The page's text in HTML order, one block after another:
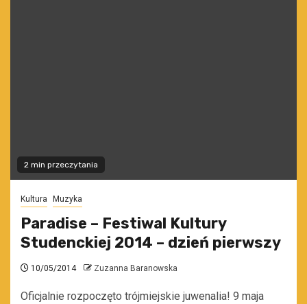
2 min przeczytania
Kultura Muzyka
Paradise – Festiwal Kultury
Studenckiej 2014 – dzień pierwszy
10/05/2014 Zuzanna Baranowska
Oficjalnie rozpoczęto trójmiejskie juwenalia! 9 maja